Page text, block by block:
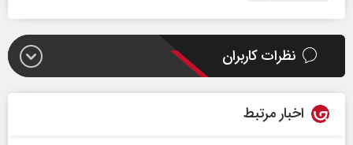
نظرات کاربران
اخبار مرتبط